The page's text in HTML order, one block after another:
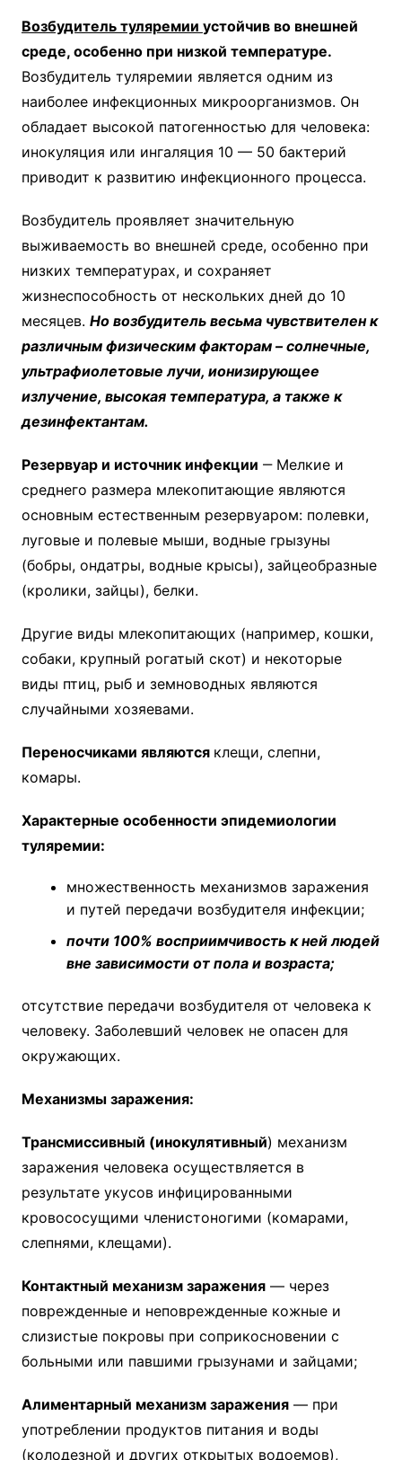
Возбудитель туляремии устойчив во внешней
среде, особенно при низкой температуре.
Возбудитель туляремии является одним из
наиболее инфекционных микроорганизмов. Он
обладает высокой патогенностью для человека:
инокуляция или ингаляция 10 — 50 бактерий
приводит к развитию инфекционного процесса.
Возбудитель проявляет значительную
выживаемость во внешней среде, особенно при
низких температурах, и сохраняет
жизнеспособность от нескольких дней до 10
месяцев. Но возбудитель весьма чувствителен к
различным физическим факторам – солнечные,
ультрафиолетовые лучи, ионизирующее
излучение, высокая температура, а также к
дезинфектантам.
Резервуар и источник инфекции ‒ Мелкие и
среднего размера млекопитающие являются
основным естественным резервуаром: полевки,
луговые и полевые мыши, водные грызуны
(бобры, ондатры, водные крысы), зайцеобразные
(кролики, зайцы), белки.
Другие виды млекопитающих (например, кошки,
собаки, крупный рогатый скот) и некоторые
виды птиц, рыб и земноводных являются
случайными хозяевами.
Переносчиками являются клещи, слепни,
комары.
Характерные особенности эпидемиологии
туляремии:
множественность механизмов заражения
и путей передачи возбудителя инфекции;
почти 100% восприимчивость к ней людей
вне зависимости от пола и возраста;
отсутствие передачи возбудителя от человека к
человеку. Заболевший человек не опасен для
окружающих.
Механизмы заражения:
Трансмиссивный (инокулятивный) механизм
заражения человека осуществляется в
результате укусов инфицированными
кровососущими членистоногими (комарами,
слепнями, клещами).
Контактный механизм заражения— через
поврежденные и неповрежденные кожные и
слизистые покровы при соприкосновении с
больными или павшими грызунами и зайцами;
Алиментарный механизм заражения— при
употреблении продуктов питания и воды
(колодезной и других открытых водоемов),